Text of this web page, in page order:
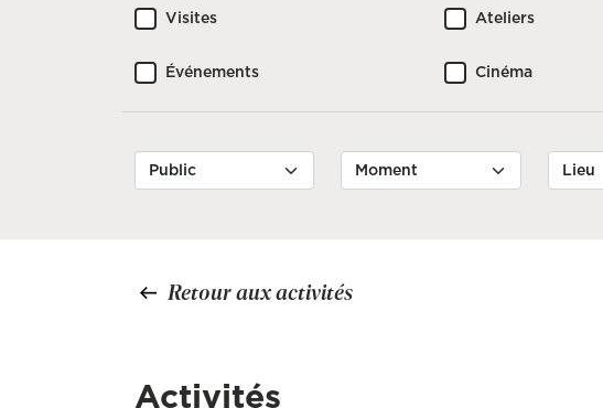
Visites Ateliers
Événements Cinéma
Retour aux activités
Activités